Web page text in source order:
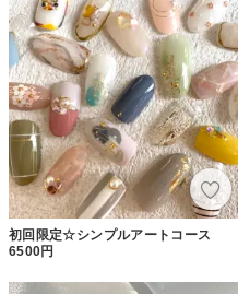
初回限定☆シンプルアートコース
6500円